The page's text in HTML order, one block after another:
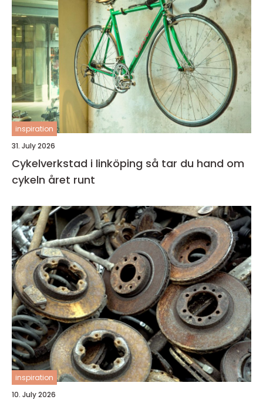
inspiration
31. July 2026
Cykelverkstad i linköping så tar du hand om
cykeln året runt
inspiration
10. July 2026